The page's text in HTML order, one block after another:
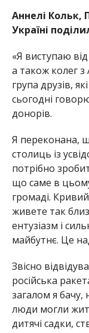
Аннелі Кольк,
Україні
«Я виступаю
а також колег з
група друзів,
сьогодні
донорів.
Я переконана,
столиць із
потрібно
що саме в
громаді.
живете так
ентузіазм і
майбутнє. Це
Звісно
російська
загалом я бачу,
люди могли
дитячі садки,